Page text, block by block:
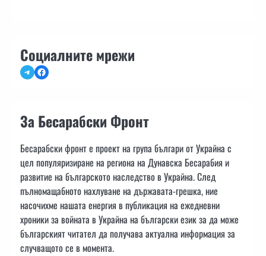
Социалните мрежи
TelegramFacebook
За Бесарабски Фронт
Бесарабски фронт е проект на група българи от Украйна с
цел популяризиране на региона на Дунавска Бесарабия и
развитие на българското наследство в Украйна. След
пълномащабното нахлуване на държавата-грешка, ние
насочихме нашата енергия в публикация на ежедневни
хроники за войната в Украйна на български език за да може
българският читател да получава актуална информация за
случващото се в момента.